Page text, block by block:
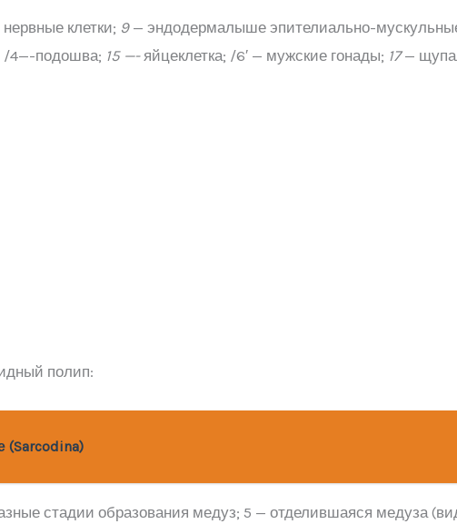
клетки; 9— эндодермалыше эпителиально-
/4—-подошва; 15 —-яйцеклетка; /6′ — мужские гонады; 17—
полип:
(Sarcodina)
стадии образования медуз; 5 — отделившаяся медуза